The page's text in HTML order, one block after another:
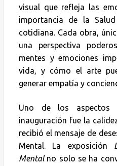
visual que refleja las
importancia de la
cotidiana. Cada obra,
una perspectiva
mentes y emociones
vida, y cómo el arte
generar empatía y
Uno de los aspectos
inauguración fue la
recibió el mensaje de
Mental. La exposición
Mentalno solo se ha